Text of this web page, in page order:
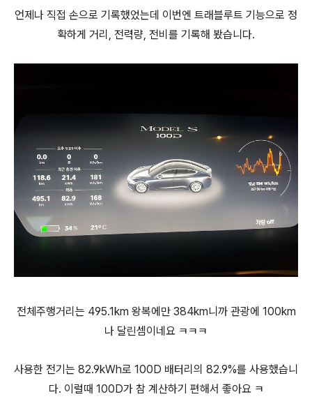
언제나 직접 손으로 기록했었는데 이번엔 트래블루트 기능으로 정
확하게 거리, 전력량, 전비를 기록해 봤습니다.
전체주행거리는 495.1km 왕복에만 384km니까 관광에 100km
나 달린셈이네요 ㅋㅋㅋ
사용한 전기는 82.9kWh로 100D 배터리의 82.9%를 사용했습니
다. 이럴때 100D가 참 계산하기 편해서 좋아요 ㅋ